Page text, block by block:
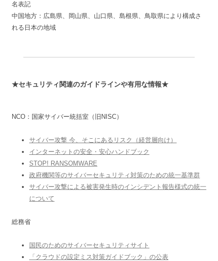
名表記
中国地方：広島県、岡山県、山口県、島根県、鳥取県により構成さ
れる日本の地域
★セキュリティ関連のガイドラインや有用な情報★
NCO：国家サイバー統括室（旧NISC）
サイバー攻撃 今、そこにあるリスク（経営層向け）
インターネットの安全・安心ハンドブック
STOP! RANSOMWARE
政府機関等のサイバーセキュリティ対策のための統一基準群
サイバー攻撃による被害発生時のインシデント報告様式の統一
について
総務省
国民のためのサイバーセキュリティサイト
「クラウドの設定ミス対策ガイドブック」の公表